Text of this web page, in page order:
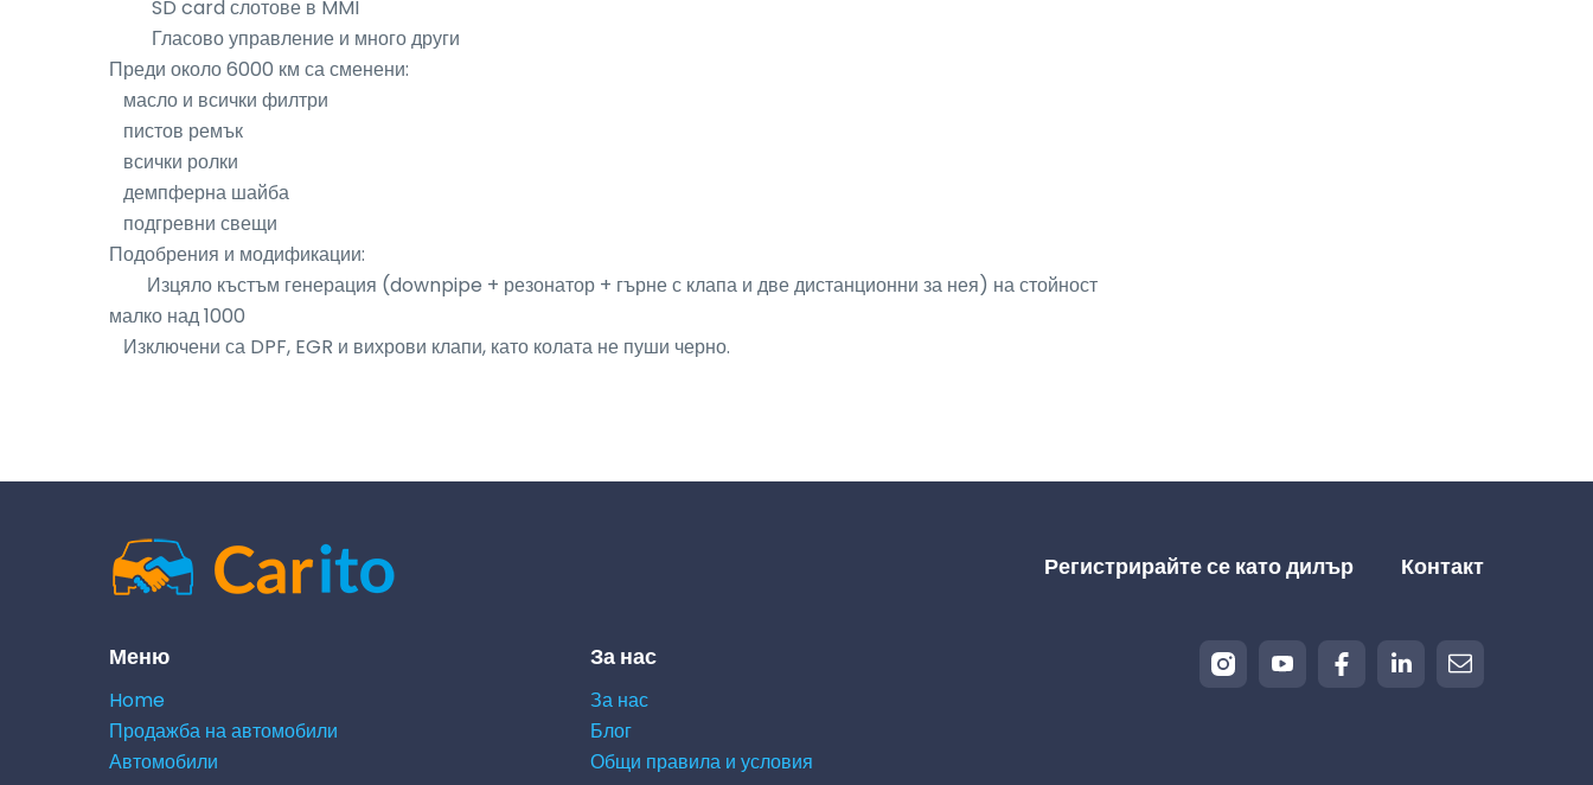
Преди около 6000 км са сменени:
Подобрения и модификации:
малко над 1000
   Изключени са DPF, EGR и вихрови клапи, като колата не пуши черно.
Регистрирайте се като дилър Контакт
Меню
Home
Продажба на автомобили
Автомобили
За нас
За нас
Блог
Общи правила и условия